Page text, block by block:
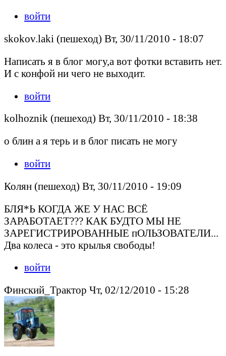
войти
skokov.laki (пешеход) Вт, 30/11/2010 - 18:07
Написать я в блог могу,а вот фотки вставить нет.
И с конфой ни чего не выходит.
войти
kolhoznik (пешеход) Вт, 30/11/2010 - 18:38
о блин а я терь и в блог писать не могу
войти
Колян (пешеход) Вт, 30/11/2010 - 19:09
БЛЯ*Ь КОГДА ЖЕ У НАС ВСЁ
ЗАРАБОТАЕТ??? КАК БУДТО МЫ НЕ
ЗАРЕГИСТРИРОВАННЫЕ пОЛЬЗОВАТЕЛИ...
Два колеса - это крылья свободы!
войти
Финский_Трактор Чт, 02/12/2010 - 15:28